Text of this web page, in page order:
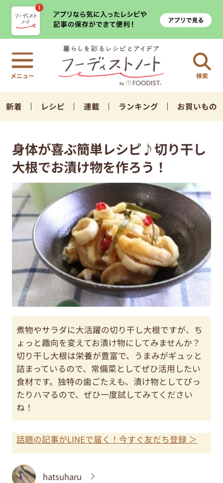
検索
新着 レシピ 連載 ランキング お買いもの
身体が喜ぶ簡単レシピ♪切り干し
大根でお漬け物を作ろう！
煮物やサラダに大活躍の切り干し大根ですが、ち
ょっと趣向を変えてお漬け物にしてみませんか？
切り干し大根は栄養が豊富で、うまみがギュッと
詰まっているので、常備菜としてぜひ活用したい
食材です。独特の歯ごたえも、漬け物としてぴっ
たりハマるので、ぜひ一度試してみてください
ね！
話題の記事がLINEで届く！今すぐ友だち登録 ＞
hatsuharu